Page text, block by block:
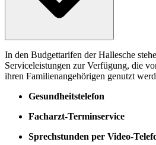
In den Budgettarifen der Hallesche
Serviceleistungen zur Verfügung, die
ihren Familienangehörigen genutzt
Gesundheitstelefon
Facharzt-Terminservice
Sprechstunden per Video-